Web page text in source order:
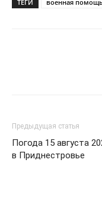
ТЕГИ военная помощь
Предыдущая статья
Погода 15 августа
в Приднестровье